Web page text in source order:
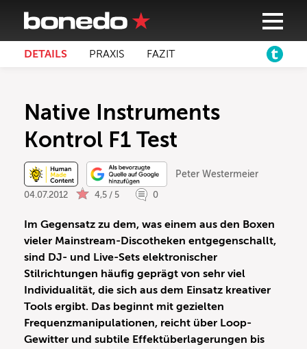
DETAILS PRAXIS FAZIT
Native Instruments
Kontrol F1 Test
Peter Westermeier
04.07.2012 4,5 / 5 0
Im Gegensatz zu dem, was einem aus den Boxen
vieler Mainstream-Discotheken entgegenschallt,
sind DJ- und Live-Sets elektronischer
Stilrichtungen häufig geprägt von sehr viel
Individualität, die sich aus dem Einsatz kreativer
Tools ergibt. Das beginnt mit gezielten
Frequenzmanipulationen, reicht über Loop-
Gewitter und subtile Effektüberlagerungen bis